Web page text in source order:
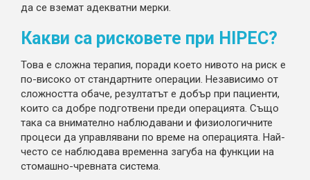
да се вземат адекватни мерки.
Какви са рисковете при HIPEC?
Това е сложна терапия, поради което нивото на риск е
по-високо от стандартните операции. Независимо от
сложността обаче, резултатът е добър при пациенти,
които са добре подготвени преди операцията. Също
така са внимателно наблюдавани и физиологичните
процеси да управлявани по време на операцията. Най-
често се наблюдава временна загуба на функции на
стомашно-чревната система.